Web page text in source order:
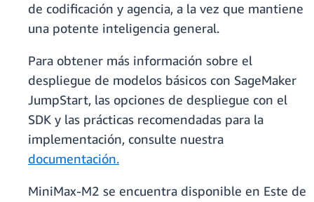
de codificación y agencia, a la vez que mantiene
una potente inteligencia general.
Para obtener más información sobre el
despliegue de modelos básicos con SageMaker
JumpStart, las opciones de despliegue con el
SDK y las prácticas recomendadas para la
implementación, consulte nuestra
documentación.
MiniMax-M2 se encuentra disponible en Este de